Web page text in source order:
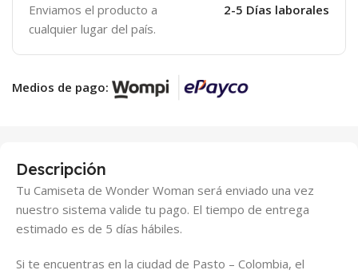
Enviamos el producto a
cualquier lugar del país.
2-5 Días laborales
Medios de pago:
Descripción
Tu Camiseta de Wonder Woman será enviado una vez
nuestro sistema valide tu pago. El tiempo de entrega
estimado es de 5 días hábiles.
Si te encuentras en la ciudad de Pasto – Colombia, el